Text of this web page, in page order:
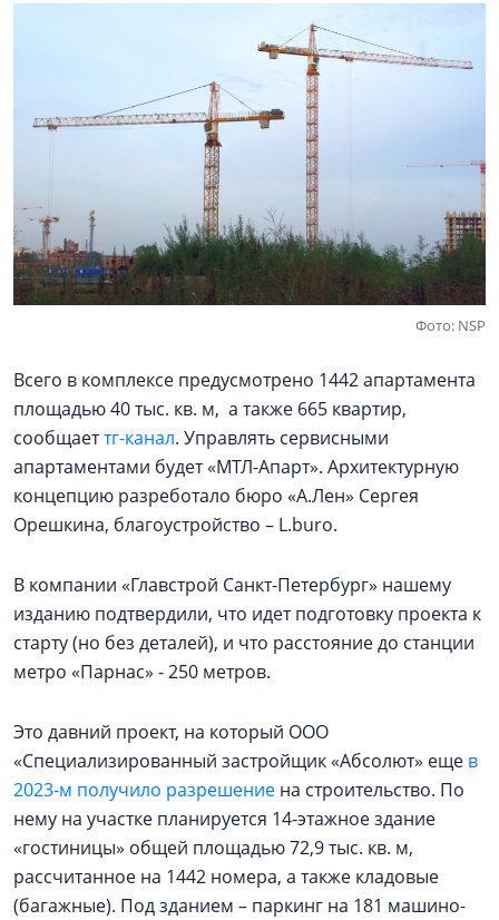
Фото: NSP
Всего в комплексе предусмотрено 1442 апартамента
площадью 40 тыс. кв. м, а также 665 квартир,
сообщаеттг-канал. Управлять сервисными
апартаментами будет «МТЛ-Апарт». Архитектурную
концепцию разреботало бюро «А.Лен» Сергея
Орешкина, благоустройство – L.buro.
В компании «Главстрой Санкт-Петербург» нашему
изданию подтвердили, что идет подготовку проекта к
старту (но без деталей), и что расстояние до станции
метро «Парнас» - 250 метров.
Это давний проект, на который ООО
«Специализированный застройщик «Абсолют» еще в
2023-м получило разрешение на строительство. По
нему на участке планируется 14-этажное здание
«гостиницы» общей площадью 72,9 тыс. кв. м,
рассчитанное на 1442 номера, а также кладовые
(багажные). Под зданием – паркинг на 181 машино-